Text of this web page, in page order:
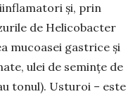
și, prin
de Helicobacter
mu­coasei gastrice și
ulei de semințe de
to­nul). Ustu­roi – este